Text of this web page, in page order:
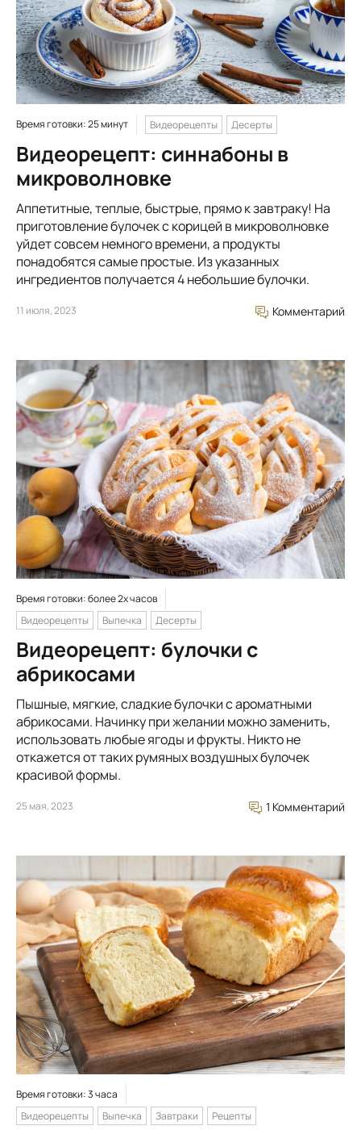
Время готовки: 25 минут Видеорецепты Десерты
Видеорецепт: синнабоны в
микроволновке
Аппетитные, теплые, быстрые, прямо к завтраку! На
приготовление булочек с корицей в микроволновке
уйдет совсем немного времени, а продукты
понадобятся самые простые. Из указанных
ингредиентов получается 4 небольшие булочки.
11 июля, 2023 Комментарий
Время готовки: более 2х часов
Видеорецепты
Выпечка Десерты
Видеорецепт: булочки с
абрикосами
Пышные, мягкие, сладкие булочки с ароматными
абрикосами. Начинку при желании можно заменить,
использовать любые ягоды и фрукты. Никто не
откажется от таких румяных воздушных булочек
красивой формы.
25 мая, 2023 1 Комментарий
Время готовки: 3 часа
Видеорецепты
Выпечка Завтраки Рецепты